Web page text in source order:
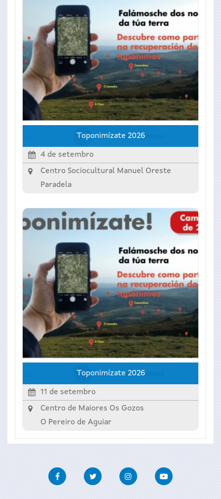
Toponimízate 2026
4 de setembro
Centro Sociocultural Manuel Oreste
Paradela
Toponimízate 2026
11 de setembro
Centro de Maiores Os Gozos
O Pereiro de Aguiar
FacebookTwitter InstagramYoutube